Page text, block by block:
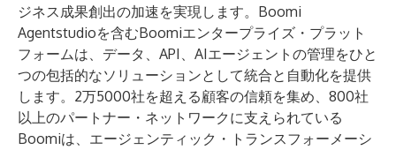
ジネス成果創出の加速を実現します。Boomi
Agentstudioを含むBoomiエンタープライズ・プラット
フォームは、データ、API、AIエージェントの管理をひと
つの包括的なソリューションとして統合と自動化を提供
します。2万5000社を超える顧客の信頼を集め、800社
以上のパートナー・ネットワークに支えられている
Boomiは、エージェンティック・トランスフォーメーシ